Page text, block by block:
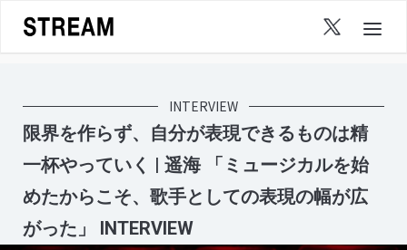
content
INTERVIEW
限界を作らず、自分が表現できるものは精
一杯やっていく | 遥海 「ミュージカルを始
めたからこそ、歌手としての表現の幅が広
がった」 INTERVIEW